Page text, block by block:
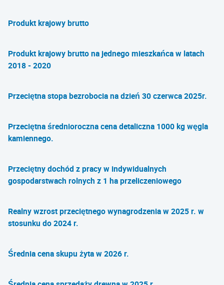
Produkt krajowy brutto
Produkt krajowy brutto na jednego mieszkańca w latach
2018 - 2020
Przeciętna stopa bezrobocia na dzień 30 czerwca 2025r.
Przeciętna średnioroczna cena detaliczna 1000 kg węgla
kamiennego.
Przeciętny dochód z pracy w indywidualnych
gospodarstwach rolnych z 1 ha przeliczeniowego
Realny wzrost przeciętnego wynagrodzenia w 2025 r. w
stosunku do 2024 r.
Średnia cena skupu żyta w 2026 r.